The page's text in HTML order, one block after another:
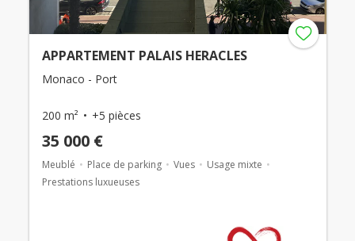
APPARTEMENT PALAIS HERACLES
Monaco - Port
200 m² +5 pièces
35 000 €
Meublé Place de parking Vues
Usage mixte
Prestations luxueuses